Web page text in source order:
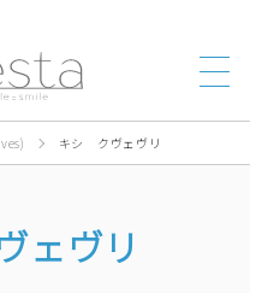
キシ クヴェヴリ
ェヴリ